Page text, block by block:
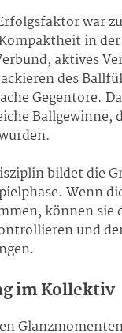
war
in
aktives
des
Gegentore.
Ballgewinne,
bildet die
Wenn
können sie
und
im Kollektiv